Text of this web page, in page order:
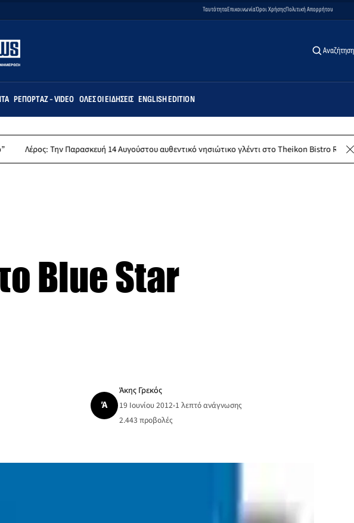
ΤαυτότηταΕπικοινωνίαΌροι ΧρήσηςΠολιτική Απορρήτου
Αναζήτηση
ΡΕΠΟΡΤΆΖ - VIDEO ΌΛΕΣ ΟΙ ΕΙΔΉΣΕΙΣ ENGLISH EDITION
Την Παρασκευή 14 Αυγούστου αυθεντικό νησιώτικο γλέντι στο Theikon Bistro Restaurant!
Blue Star
Ά
Άκης Γρεκός
19 Ιουνίου 2012•1 λεπτό ανάγνωσης
2.443 προβολές